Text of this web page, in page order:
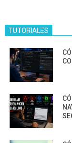
TUTORIALES